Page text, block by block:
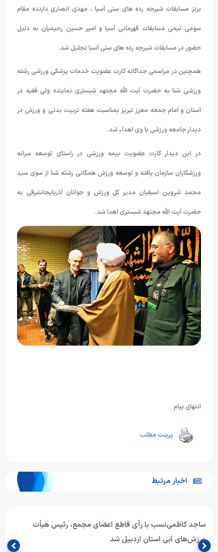
برنز مسابقات شیرجه رده های سنی آسیا ، مهدی انصاری دارنده مقام
سومی تیمی مسابقات قهرمانی آسیا و امیر حسین رحیمیان به دلیل
حضور در مسابقات شیرجه رده های سنی آسیا تجلیل شد.
همچنین در مراسمی جداگانه کارت عضویت خدمات پزشکی ورزشی رشته
ورزشی شنا به حضرت آیت الله مجتهد شبستری نماینده ولی فقیه در
استان و امام جمعه معزز تبریز بمناسبت هفته تربیت بدنی و ورزش در
دیدار جامعه ورزشی با وی اهداء شد.
در این دیدار کارت عضویت بیمه ورزشی در راستای توسعه سرانه
ورزشکاران سازمان یافته و توسعه ورزش همگانی رشته شنا از سوی سید
محمد شروین اسبقیان مدیر کل ورزش و جوانان آذربایجانشرقی به
حضرت آیت الله مجتهد شبستری اهدا شد.
انتهای پیام
پرینت مطلب
اخبار مرتبط
ساجد کاظمی‌نسب با رأی قاطع اعضای مجمع، رئیس هیأت
ورزش‌های آبی استان اردبیل شد